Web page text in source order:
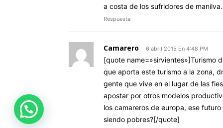
a costa de los sufridores de manilva.
Respuesta
Camarero 6 abril 2015 En 4:48 PM
[quote name=»sirvientes»]Turismo
que aporta este turismo a la zona,
gente que vive en el lugar de las
apostar por otros modelos
los camareros de europa, ese
siendo pobres?[/quote]